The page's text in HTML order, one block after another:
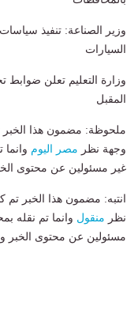
وزير الصناعة: تنفيذ
السيارات
وزارة التعليم تعلن ضوابط
المقبل
ملحوظة: مضمون هذا الخبر
وجهة نظر مصر اليوم
غير مسئولين عن محتوى
انتبه: مضمون هذا الخبر تم
نظر منقول وانما تم نقله
مسئولين عن محتوى الخبر